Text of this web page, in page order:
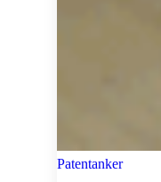
Patentanker